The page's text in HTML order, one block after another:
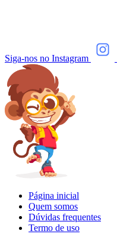
Siga-nos no Instagram
Página inicial
Quem somos
Dúvidas frequentes
Termo de uso